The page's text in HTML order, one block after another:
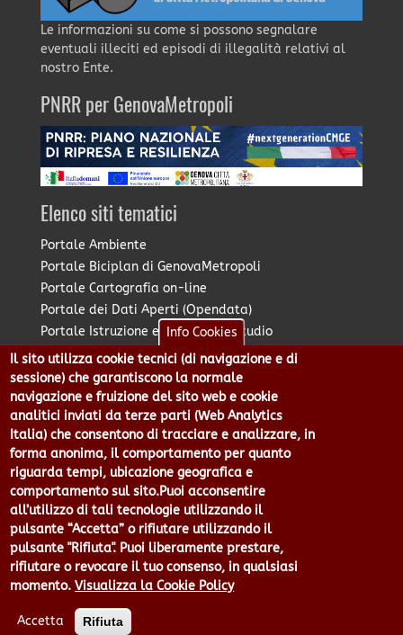
Le informazioni su come si possono segnalare
eventuali illeciti ed episodi di illegalità relativi al
nostro Ente.
PNRR per GenovaMetropoli
Elenco siti tematici
Portale Ambiente
Portale Biciplan di GenovaMetropoli
Portale Cartografia on-line
Portale dei Dati Aperti (Opendata)
Portale Istruzione e Diritto allo Studio
Portale Marketing Territoriale
Portale Piano Strategico Metropolitano
Portale PUMS di GenovaMetropoli
Portale Stazione Unica Appaltante
Pratico: procedimenti e istanze online
Città Metropolitana di Genova - Piazzale Mazzini 2 -16122 -
Genova | CF:80007350103 - P.Iva: 00949170104 | Codice IPA: cmge
Centralino 010 54991 Fax 010 5499244 URP 010 5499456
Num.Verde 800 509420 | P.E.C.:
pec@cert.cittametropolitana.genova.it
Privacy|Tecnologie e Accessibilità|Note Legali
sito Web
Info Cookies
Il sito utilizza cookie tecnici (di navigazione e di
sessione) che garantiscono la normale
navigazione e fruizione del sito web e cookie
analitici inviati da terze parti (Web Analytics
Italia) che consentono di tracciare e analizzare, in
forma anonima, il comportamento per quanto
riguarda tempi, ubicazione geografica e
comportamento sul sito.Puoi acconsentire
all’utilizzo di tali tecnologie utilizzando il
pulsante “Accetta” o rifiutare utilizzando il
pulsante "Rifiuta". Puoi liberamente prestare,
rifiutare o revocare il tuo consenso, in qualsiasi
momento. Visualizza la Cookie Policy
Accetta Rifiuta